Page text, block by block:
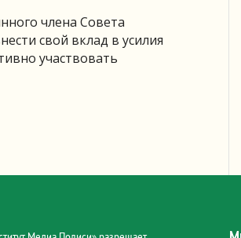
члена Совета
свой вклад в усилия
участвовать